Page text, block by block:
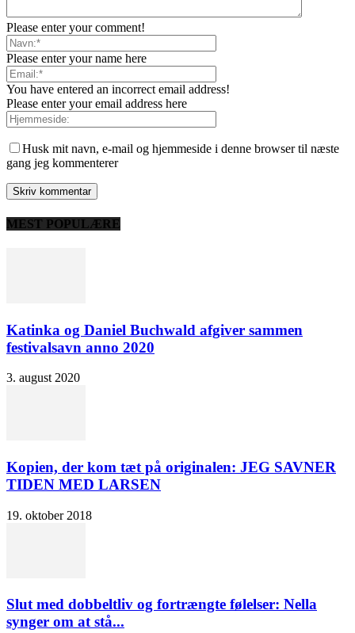
Please enter your comment!
Please enter your name here
You have entered an incorrect email address!
Please enter your email address here
Husk mit navn, e-mail og hjemmeside i denne browser til næste
gang jeg kommenterer
MEST POPULÆRE
Katinka og Daniel Buchwald afgiver sammen
festivalsavn anno 2020
3. august 2020
Kopien, der kom tæt på originalen: JEG SAVNER
TIDEN MED LARSEN
19. oktober 2018
Slut med dobbeltliv og fortrængte følelser: Nella
synger om at stå...